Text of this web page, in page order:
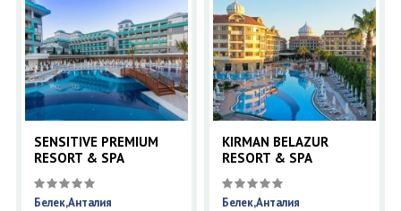
SENSITIVE PREMIUM
RESORT & SPA
Белек,Анталия
KIRMAN BELAZUR
RESORT & SPA
Белек,Анталия